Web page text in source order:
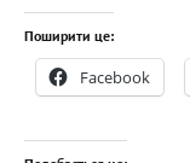
Поширити це:
Facebook